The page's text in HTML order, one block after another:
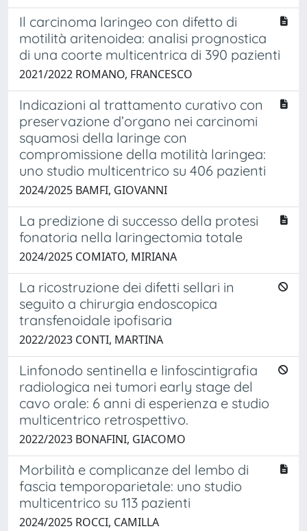
Il carcinoma laringeo con difetto di
motilità aritenoidea: analisi prognostica
di una coorte multicentrica di 390 pazienti
2021/2022 ROMANO, FRANCESCO
Indicazioni al trattamento curativo con
preservazione d’organo nei carcinomi
squamosi della laringe con
compromissione della motilità laringea:
uno studio multicentrico su 406 pazienti
2024/2025 BAMFI, GIOVANNI
La predizione di successo della protesi
fonatoria nella laringectomia totale
2024/2025 COMIATO, MIRIANA
La ricostruzione dei difetti sellari in
seguito a chirurgia endoscopica
transfenoidale ipofisaria
2022/2023 CONTI, MARTINA
Linfonodo sentinella e linfoscintigrafia
radiologica nei tumori early stage del
cavo orale: 6 anni di esperienza e studio
multicentrico retrospettivo.
2022/2023 BONAFINI, GIACOMO
Morbilità e complicanze del lembo di
fascia temporoparietale: uno studio
multicentrico su 113 pazienti
2024/2025 ROCCI, CAMILLA